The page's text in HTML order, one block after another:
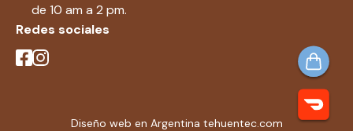
de 10 am a 2 pm.
Redes sociales
Diseño web en Argentina tehuentec.com